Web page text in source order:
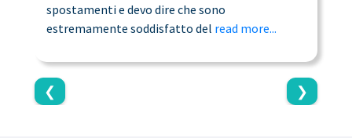
❮
spostamenti e devo dire che sono
estremamente soddisfatto del read more...
❯